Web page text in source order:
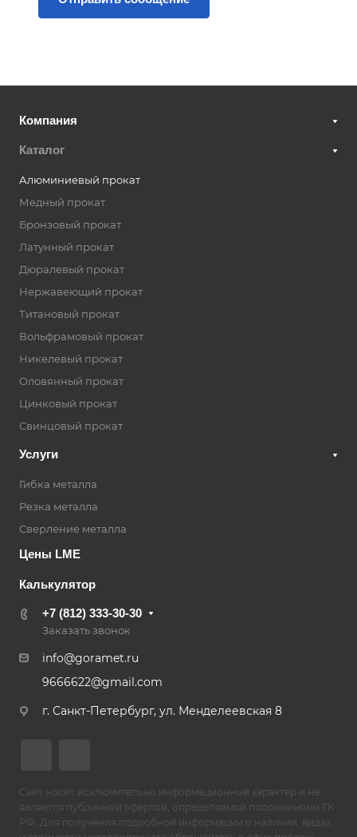
Компания
Каталог
Алюминиевый прокат
Медный прокат
Бронзовый прокат
Латунный прокат
Дюралевый прокат
Нержавеющий прокат
Титановый прокат
Вольфрамовый прокат
Никелевый прокат
Оловянный прокат
Цинковый прокат
Свинцовый прокат
Услуги
Гибка металла
Резка металла
Сверление металла
Цены LME
Калькулятор
+7 (812) 333-30-30
Заказать звонок
info@goramet.ru
9666622@gmail.com
г. Санкт-Петербург, ул. Менделеевская 8
Сайт носит исключительно информационный характер и не
является публичной офертой, определяемой положениями ГК
РФ. Для получения подробной информации о наличии, видах